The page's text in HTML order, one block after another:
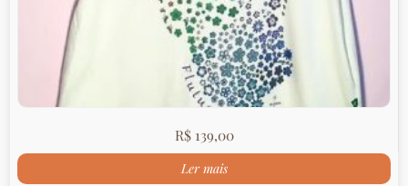
R$139,00
Ler mais